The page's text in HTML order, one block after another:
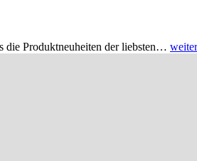
die Produktneuheiten der liebsten…